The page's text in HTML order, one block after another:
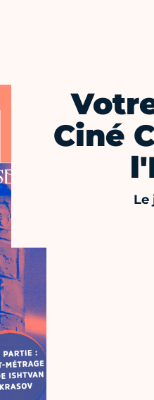
Ciné
Le